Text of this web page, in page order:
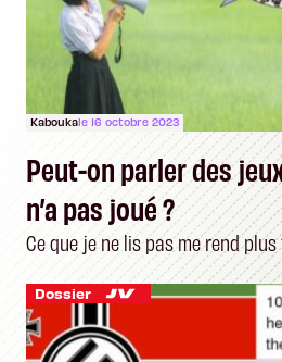
Kaboukale 16 octobre 2023
Peut-on parler des
n’a pas joué ?
Ce que je ne lis pas me rend
Dossier